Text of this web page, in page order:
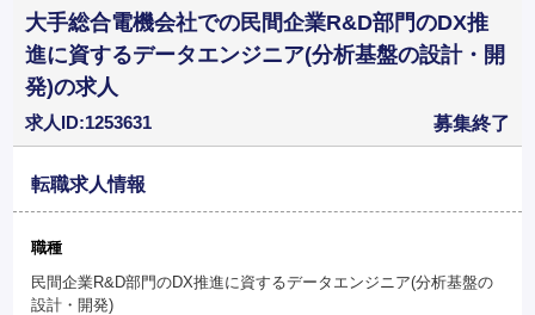
大手総合電機会社での民間企業R&D部門のDX推
進に資するデータエンジニア(分析基盤の設計・開
発)の求人
求人ID:1253631 募集終了
転職求人情報
職種
民間企業R&D部門のDX推進に資するデータエンジニア(分析基盤の
設計・開発)